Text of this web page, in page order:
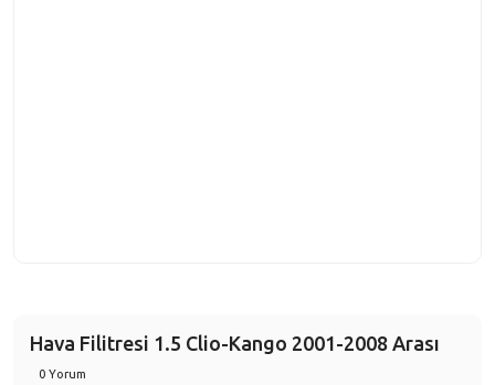
Hava Filitresi 1.5 Clio-Kango 2001-2008 Arası
0 Yorum